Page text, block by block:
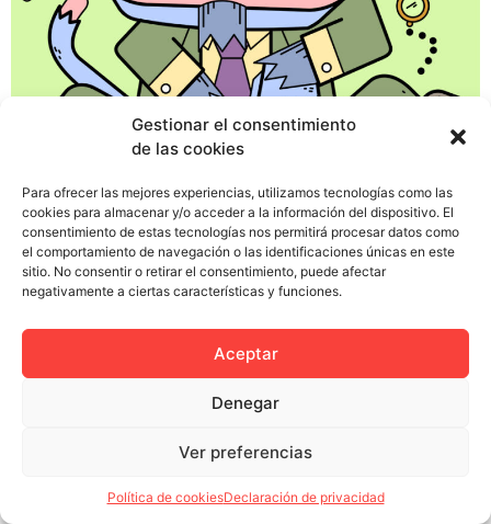
Gestionar el consentimiento
de las cookies
Para ofrecer las mejores experiencias, utilizamos tecnologías como las
cookies para almacenar y/o acceder a la información del dispositivo. El
consentimiento de estas tecnologías nos permitirá procesar datos como
el comportamiento de navegación o las identificaciones únicas en este
sitio. No consentir o retirar el consentimiento, puede afectar
negativamente a ciertas características y funciones.
Aceptar
Denegar
Ver preferencias
Política de cookiesDeclaración de privacidad
Hace poco un anuncio de Dove hizo saltar las alarmas
en redes sociales porque en una campaña presentaba a
una mujer negra que se transformaba en una blanca al
quitarse una camiseta. Lo que no se suele decir es que
después la chica blanca se quitaba una camiseta y
aparecía una asiática y nadie ha […]
Política de privacidad
Política de cookies (UE)